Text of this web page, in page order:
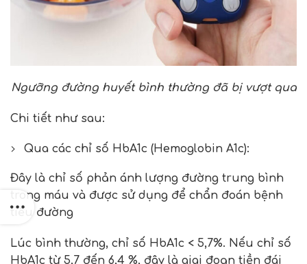
Ngưỡng đường huyết bình thường đã bị vượt qua
Chi tiết như sau:
Qua các chỉ số HbA1c (Hemoglobin A1c):
Đây là chỉ số phản ánh lượng đường trung bình
trong máu và được sử dụng để chẩn đoán bệnh
tiểu đường
Lúc bình thường, chỉ số HbA1c < 5,7%. Nếu chỉ số
HbA1c từ 5,7 đến 6,4 %, đây là giai đoạn tiền đái